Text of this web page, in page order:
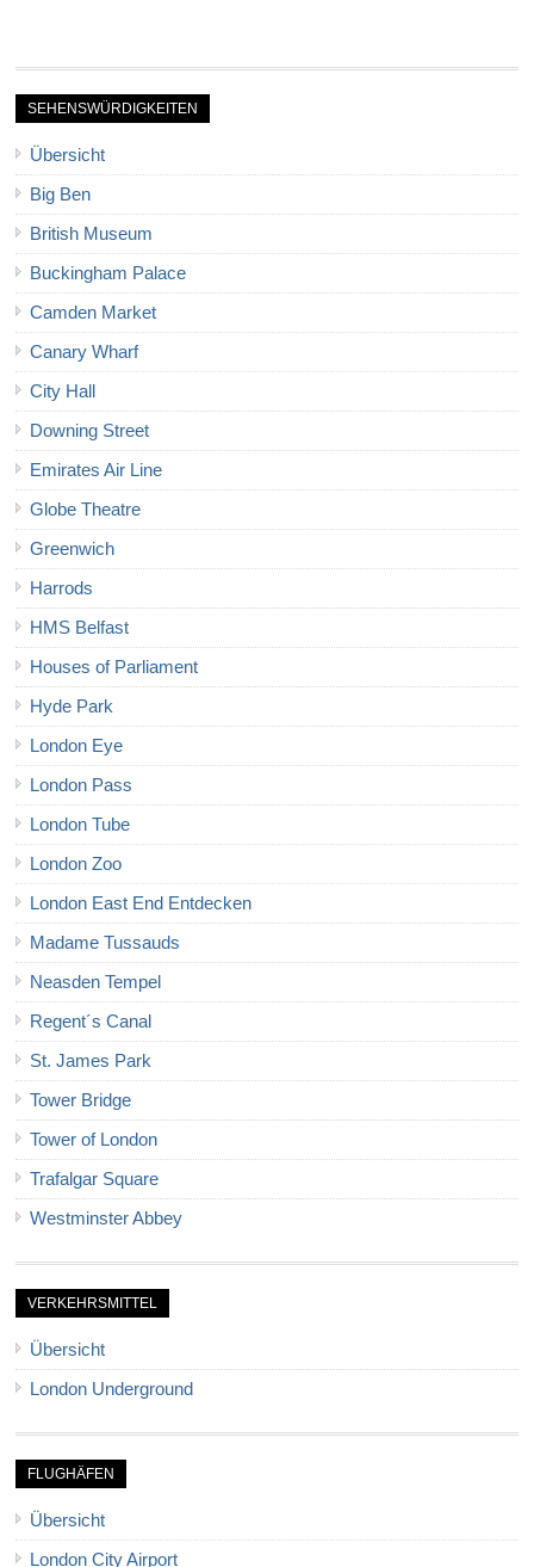
SEHENSWÜRDIGKEITEN
Übersicht
Big Ben
British Museum
Buckingham Palace
Camden Market
Canary Wharf
City Hall
Downing Street
Emirates Air Line
Globe Theatre
Greenwich
Harrods
HMS Belfast
Houses of Parliament
Hyde Park
London Eye
London Pass
London Tube
London Zoo
London East End Entdecken
Madame Tussauds
Neasden Tempel
Regent´s Canal
St. James Park
Tower Bridge
Tower of London
Trafalgar Square
Westminster Abbey
VERKEHRSMITTEL
Übersicht
London Underground
FLUGHÄFEN
Übersicht
London City Airport